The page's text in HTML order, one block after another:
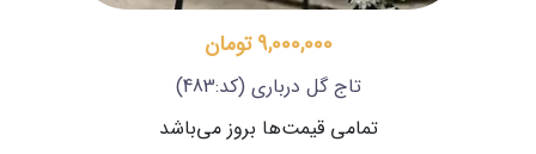
9,000,000 تومان
تاج گل درباری (کد:483)
تمامی قیمت‌ها بروز می‌باشد